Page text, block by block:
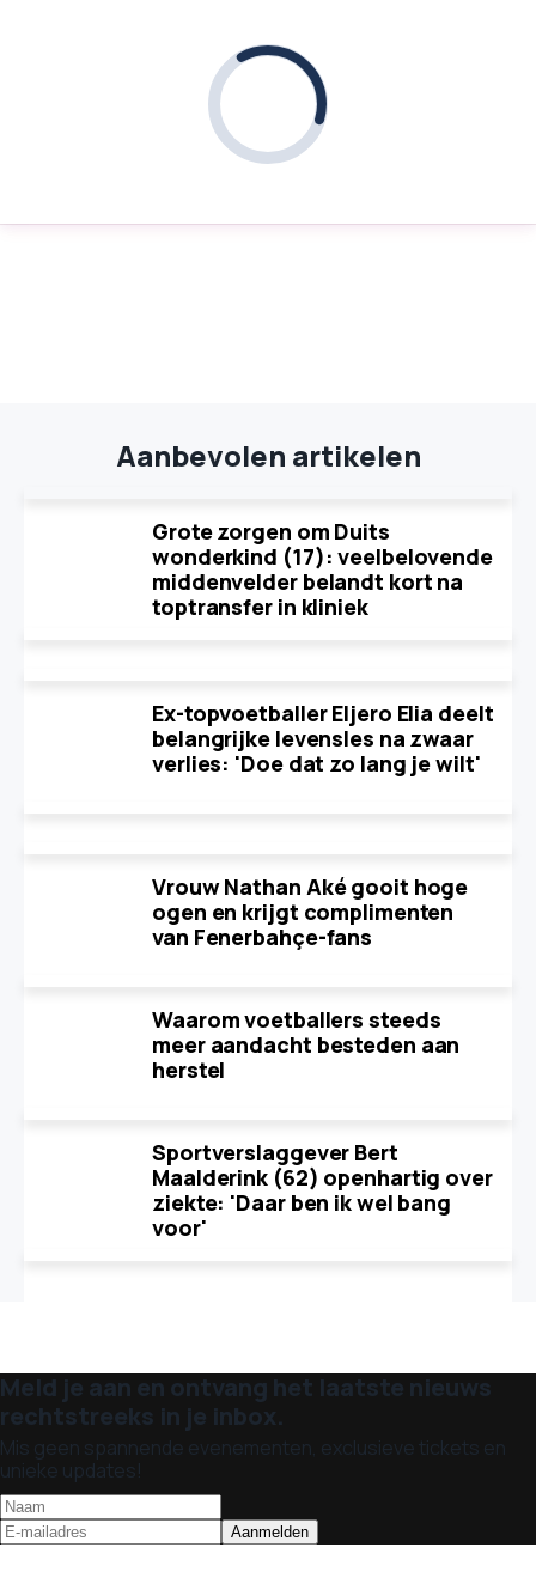
Aanbevolen artikelen
Grote zorgen om Duits
wonderkind (17): veelbelovende
middenvelder belandt kort na
toptransfer in kliniek
Ex-topvoetballer Eljero Elia deelt
belangrijke levensles na zwaar
verlies: 'Doe dat zo lang je wilt'
Vrouw Nathan Aké gooit hoge
ogen en krijgt complimenten
van Fenerbahçe-fans
Waarom voetballers steeds
meer aandacht besteden aan
herstel
Sportverslaggever Bert
Maalderink (62) openhartig over
ziekte: 'Daar ben ik wel bang
voor'
Meld je aan en ontvang het laatste nieuws
rechtstreeks in je inbox.
Mis geen spannende evenementen, exclusieve tickets en
unieke updates!